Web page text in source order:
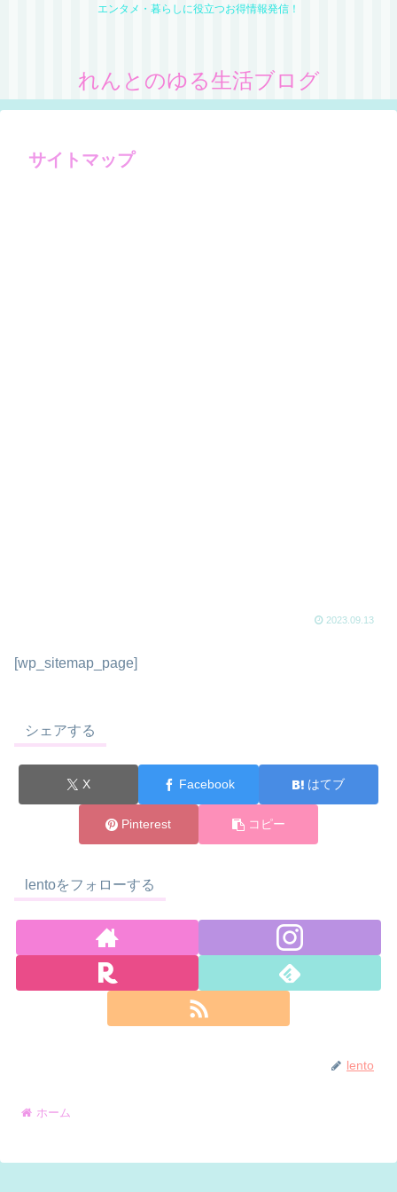
エンタメ・暮らしに役立つお得情報発信！
れんとのゆる生活ブログ
サイトマップ
2023.09.13
[wp_sitemap_page]
シェアする
X Facebook はてブ
Pinterest コピー
lentoをフォローする
lento
ホーム